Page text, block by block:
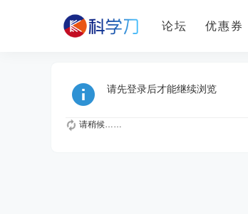
论坛 优惠券
请先登录后才能继续浏览
请稍候……